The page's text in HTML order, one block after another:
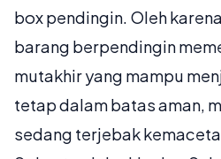
box pendingin. Oleh
barang berpendingin
mutakhir yang mampu
tetap dalam batas aman,
sedang terjebak